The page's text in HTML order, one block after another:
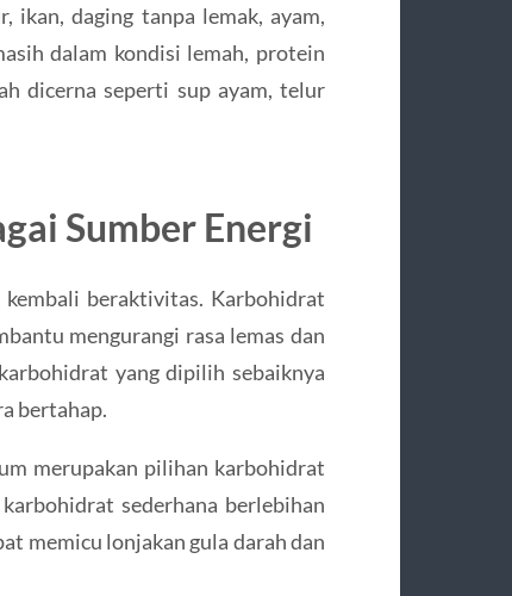
ikan, daging tanpa lemak, ayam,
dalam kondisi lemah, protein
dicerna seperti sup ayam, telur
Sumber Energi
beraktivitas. Karbohidrat
mengurangi rasa lemas dan
yang dipilih sebaiknya
bertahap.
merupakan pilihan karbohidrat
sederhana berlebihan
memicu lonjakan gula darah dan